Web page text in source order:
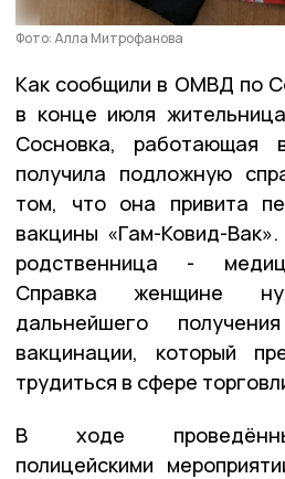
Фото: Алла Митрофанова
Как сообщили в ОМВД по
в конце июля
Сосновка, работающая
получила подложную
том, что она привита
вакцины «Гам-Ковид-
родственница -
Справка женщине
дальнейшего
вакцинации, который
трудиться в сфере
В ходе
полицейскими